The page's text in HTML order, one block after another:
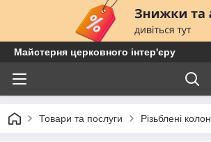
Майстерня церковного інтер'єру
Товари та послуги Різьблені